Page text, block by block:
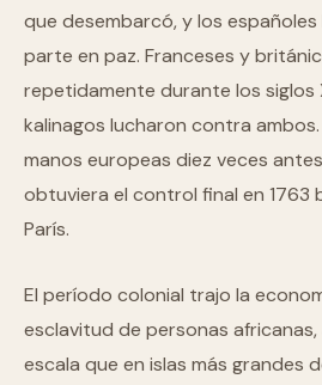
que desembarcó, y los españoles
parte en paz. Franceses y
repetidamente durante los siglos
kalinagos lucharon contra ambos.
manos europeas diez veces
obtuviera el control final en 1763
París.
El período colonial trajo la
esclavitud de personas africanas,
escala que en islas más grandes